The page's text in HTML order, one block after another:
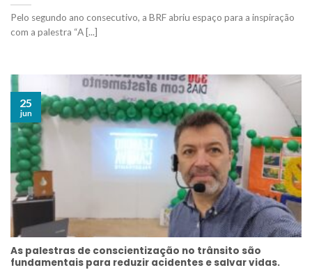
Pelo segundo ano consecutivo, a BRF abriu espaço para a inspiração
com a palestra “A [...]
As palestras de conscientização no trânsito são
fundamentais para reduzir acidentes e salvar vidas.
25
jun